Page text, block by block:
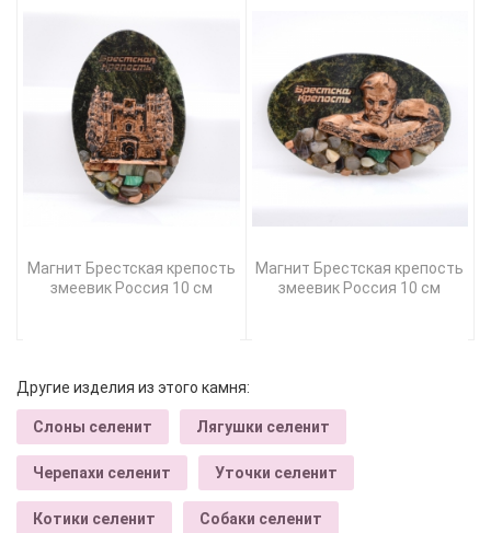
Магнит Брестская крепость
змеевик Россия 10 см
Магнит Брестская крепость
змеевик Россия 10 см
Другие изделия из этого камня:
Слоны селенит Лягушки селенит
Черепахи селенит Уточки селенит
Котики селенит Собаки селенит